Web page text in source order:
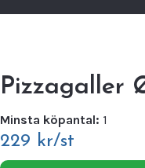
Pizzagaller
Minsta köpantal: 1
229 kr/st